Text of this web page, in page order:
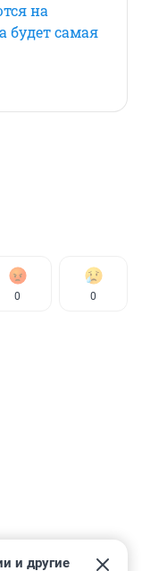
на
будет самая
0 0
и другие